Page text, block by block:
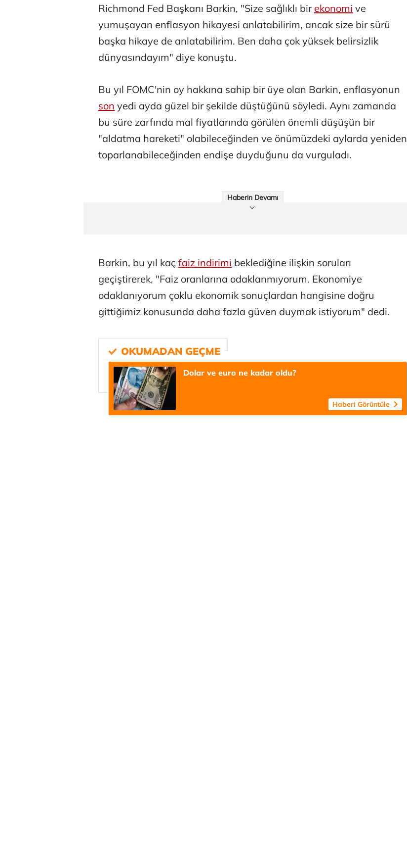
Richmond Fed Başkanı Barkin, "Size sağlıklı bir ekonomi ve
yumuşayan enflasyon hikayesi anlatabilirim, ancak size bir sürü
başka hikaye de anlatabilirim. Ben daha çok yüksek belirsizlik
dünyasındayım" diye konuştu.
Bu yıl FOMC'nin oy hakkına sahip bir üye olan Barkin, enflasyonun
son yedi ayda güzel bir şekilde düştüğünü söyledi. Aynı zamanda
bu süre zarfında mal fiyatlarında görülen önemli düşüşün bir
"aldatma hareketi" olabileceğinden ve önümüzdeki aylarda yeniden
toparlanabileceğinden endişe duyduğunu da vurguladı.
Haberin Devamı
Barkin, bu yıl kaç faiz indirimi beklediğine ilişkin soruları
geçiştirerek, "Faiz oranlarına odaklanmıyorum. Ekonomiye
odaklanıyorum çoklu ekonomik sonuçlardan hangisine doğru
gittiğimiz konusunda daha fazla güven duymak istiyorum" dedi.
Dolar ve euro ne kadar oldu?
Haberi Görüntüle